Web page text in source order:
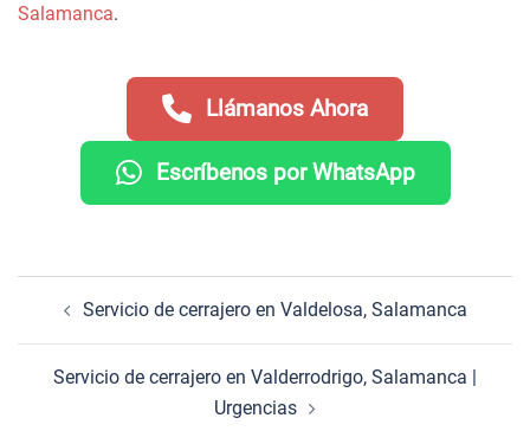
Salamanca.
Llámanos Ahora
Escríbenos por WhatsApp
Servicio de cerrajero en Valdelosa, Salamanca
Servicio de cerrajero en Valderrodrigo, Salamanca |
Urgencias